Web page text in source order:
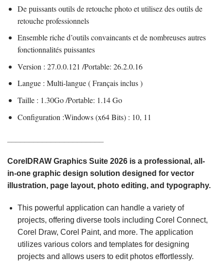
De puissants outils de retouche photo et utilisez des outils de
retouche professionnels
Ensemble riche d’outils convaincants et de nombreuses autres
fonctionnalités puissantes
Version : 27.0.0.121 /Portable: 26.2.0.16
Langue : Multi-langue ( Français inclus )
Taille : 1.30Go /Portable: 1.14 Go
Configuration :Windows (x64 Bits) : 10, 11
CorelDRAW Graphics Suite 2026 is a professional, all-
in-one graphic design solution designed for vector
illustration, page layout, photo editing, and typography.
This powerful application can handle a variety of
projects, offering diverse tools including Corel Connect,
Corel Draw, Corel Paint, and more. The application
utilizes various colors and templates for designing
projects and allows users to edit photos effortlessly.